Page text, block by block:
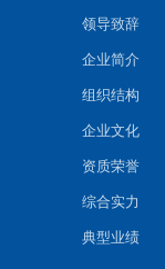
领导致辞
企业简介
组织结构
企业文化
资质荣誉
综合实力
典型业绩